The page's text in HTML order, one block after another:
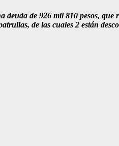
deuda de 926 mil 810 pesos,
de las cuales 2 están